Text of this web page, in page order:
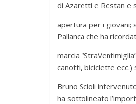
di Azaretti e Rostan e
apertura per i giovani;
Pallanca che ha
marcia
canotti, biciclette
Bruno Scioli
ha sottolineato